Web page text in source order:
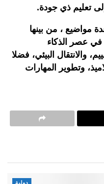
تعليم ذي جودة.
مواضيع ، من بينها
في عصر الذكاء
والانتقال البيئي، فضلا
وتطوير المهارات
دولية